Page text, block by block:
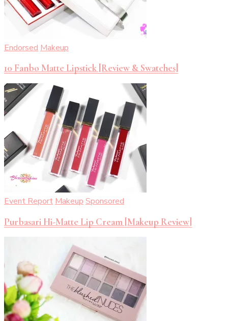
Endorsed Makeup
10 Fanbo Matte Lipstick [Review & Swatches]
Event Report Makeup Sponsored
Purbasari Hi-Matte Lip Cream [Makeup Review]